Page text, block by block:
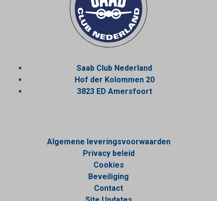
Saab Club Nederland
Hof der Kolommen 20
3823 ED Amersfoort
Algemene leveringsvoorwaarden
Privacy beleid
Cookies
Beveiliging
Contact